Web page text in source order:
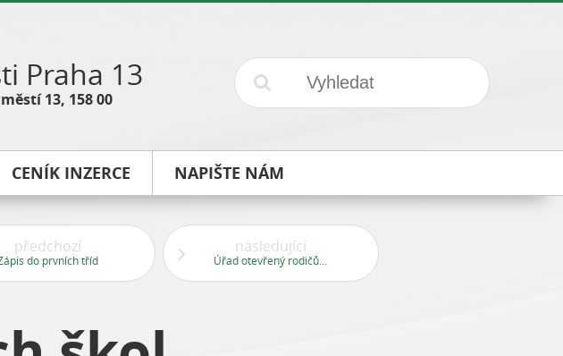
Praha 13
13, 158 00
CENÍK INZERCE NAPIŠTE NÁM
předchozí
do prvních tříd
následující